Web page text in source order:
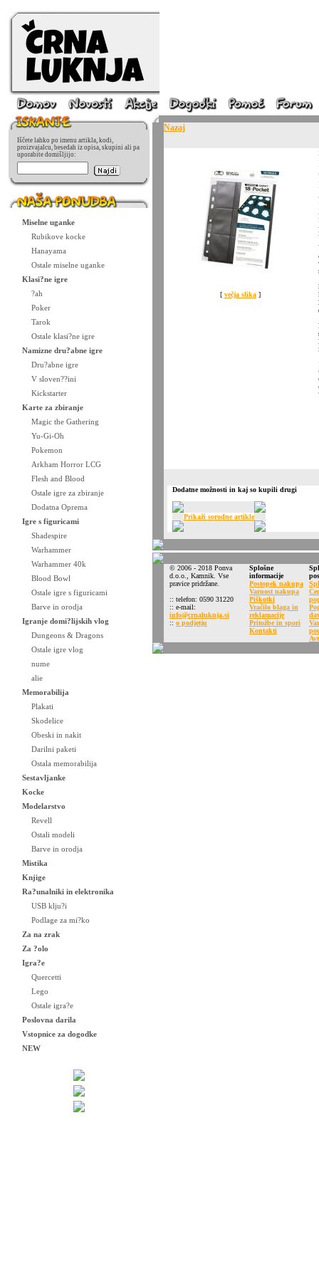
Iščete lahko po imenu artikla, kodi,
proizvajalcu, besedah iz opisa, skupini ali pa
uporabite domišljijo:
Miselne uganke
Rubikove kocke
Hanayama
Ostale miselne uganke
Klasi?ne igre
?ah
Poker
Tarok
Ostale klasi?ne igre
Namizne dru?abne igre
Dru?abne igre
V sloven??ini
Kickstarter
Karte za zbiranje
Magic the Gathering
Yu-Gi-Oh
Pokemon
Arkham Horror LCG
Flesh and Blood
Ostale igre za zbiranje
Dodatna Oprema
Igre s figuricami
Shadespire
Warhammer
Warhammer 40k
Blood Bowl
Ostale igre s figuricami
Barve in orodja
Igranje domi?lijskih vlog
Dungeons & Dragons
Ostale igre vlog
nume
alie
Memorabilija
Plakati
Skodelice
Obeski in nakit
Darilni paketi
Ostala memorabilija
Sestavljanke
Kocke
Modelarstvo
Revell
Ostali modeli
Barve in orodja
Mistika
Knjige
Ra?unalniki in elektronika
USB klju?i
Podlage za mi?ko
Za na zrak
Za ?olo
Igra?e
Quercetti
Lego
Ostale igra?e
Poslovna darila
Vstopnice za dogodke
NEW
Nazaj
[ večja slika]
Dodatne možnosti in kaj so kupili drugi
Prikaži sorodne artikle
© 2006 - 2018 Ponva
d.o.o., Kamnik. Vse
pravice pridržane.
:: telefon: 0590 31220
:: e-mail:
info@crnaluknja.si
:: o podjetju
Splošne
informacije
Postopek nakupa
Varnost nakupa
Piškotki
Vračilo blaga in
reklamacije
Pritožbe in spori
Kontakti